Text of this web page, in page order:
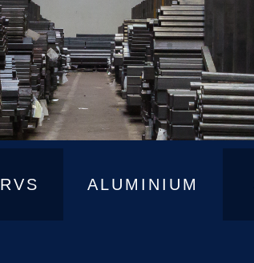
RVS ALUMINIUM